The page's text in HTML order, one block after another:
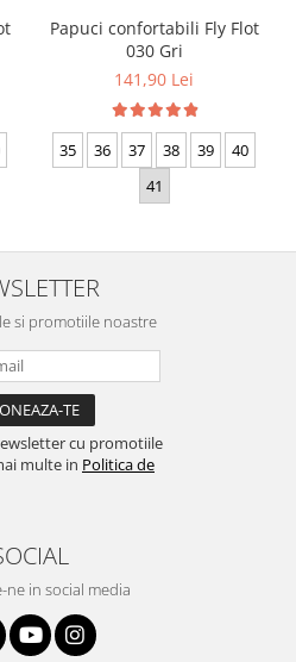
Papuci confortabili Fly Flot
030 Gri
141,90 Lei
35 36 37 38 39
40
41
si promotiile noastre
cu promotiile
multe in Politica de
ne in social media